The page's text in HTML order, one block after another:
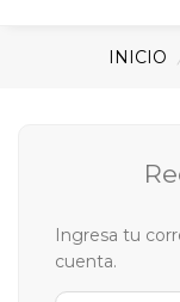
INICIO
Ingresa tu
cuenta.